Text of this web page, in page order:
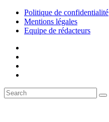
Politique de confidentialité
Mentions légales
Equipe de rédacteurs